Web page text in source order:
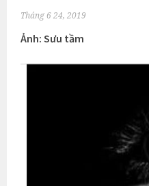
Tháng 6 24, 2019
Ảnh: Sưu tầm